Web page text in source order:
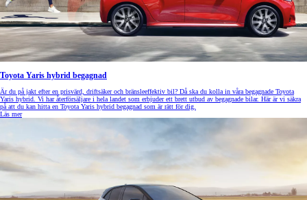
Toyota Yaris hybrid begagnad
Är du på jakt efter en prisvärd, driftsäker och bränsleeffektiv bil? Då ska du kolla in våra begagnade Toyota
Yaris hybrid. Vi har återförsäljare i hela landet som erbjuder ett brett utbud av begagnade bilar. Här är vi säkra
på att du kan hitta en Toyota Yaris hybrid begagnad som är rätt för dig.
Läs mer